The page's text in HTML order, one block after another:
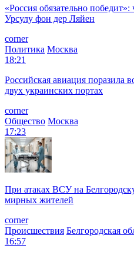
«Россия обязательно
Урсулу фон дер Ляйен
corner
Политика Москва
18:21
Российская авиация поразила
двух украинских портах
corner
Общество Москва
17:23
При атаках ВСУ на
мирных жителей
corner
Происшествия Белгородская
16:57